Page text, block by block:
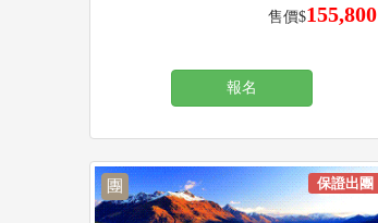
售價$155,800
報名
團 保證出團